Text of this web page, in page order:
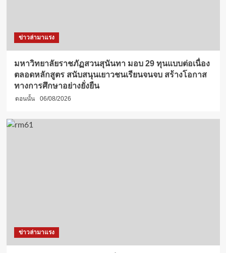
ข่าวล่ามาแรง
มหาวิทยาลัยราชภัฏสวนสุนันทา มอบ 29 ทุนแบบต่อเนื่อง
ตลอดหลักสูตร สนับสนุนเยาวชนเรียนจนจบ สร้างโอกาส
ทางการศึกษาอย่างยั่งยืน
ตอนนั้น 06/08/2026
ข่าวล่ามาแรง